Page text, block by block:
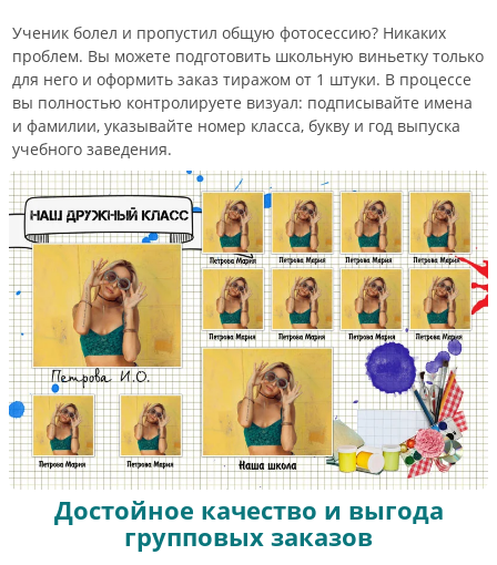
Ученик болел и пропустил общую фотосессию? Никаких
проблем. Вы можете подготовить школьную виньетку только
для него и оформить заказ тиражом от 1 штуки. В процессе
вы полностью контролируете визуал: подписывайте имена
и фамилии, указывайте номер класса, букву и год выпуска
учебного заведения.
Достойное качество и выгода
групповых заказов